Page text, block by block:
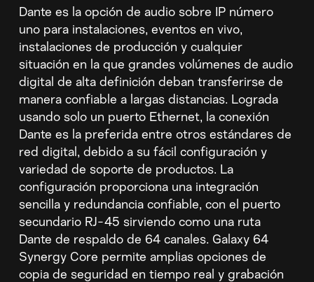
Dante es la opción de audio sobre IP número
uno para instalaciones, eventos en vivo,
instalaciones de producción y cualquier
situación en la que grandes volúmenes de audio
digital de alta definición deban transferirse de
manera confiable a largas distancias. Lograda
usando solo un puerto Ethernet, la conexión
Dante es la preferida entre otros estándares de
red digital, debido a su fácil configuración y
variedad de soporte de productos. La
configuración proporciona una integración
sencilla y redundancia confiable, con el puerto
secundario RJ-45 sirviendo como una ruta
Dante de respaldo de 64 canales. Galaxy 64
Synergy Core permite amplias opciones de
copia de seguridad en tiempo real y grabación